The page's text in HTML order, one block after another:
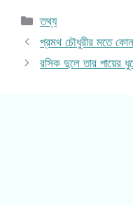
Categories
তথ্য
প্রমথ চৌধুরীর মতে
রসিক দুলে তার পায়ের